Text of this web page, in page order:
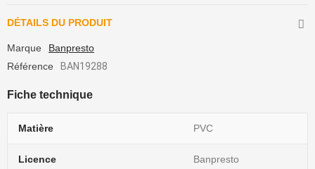
DÉTAILS DU PRODUIT
Marque
Banpresto
Référence
BAN19288
Fiche technique
Matière PVC
Licence Banpresto